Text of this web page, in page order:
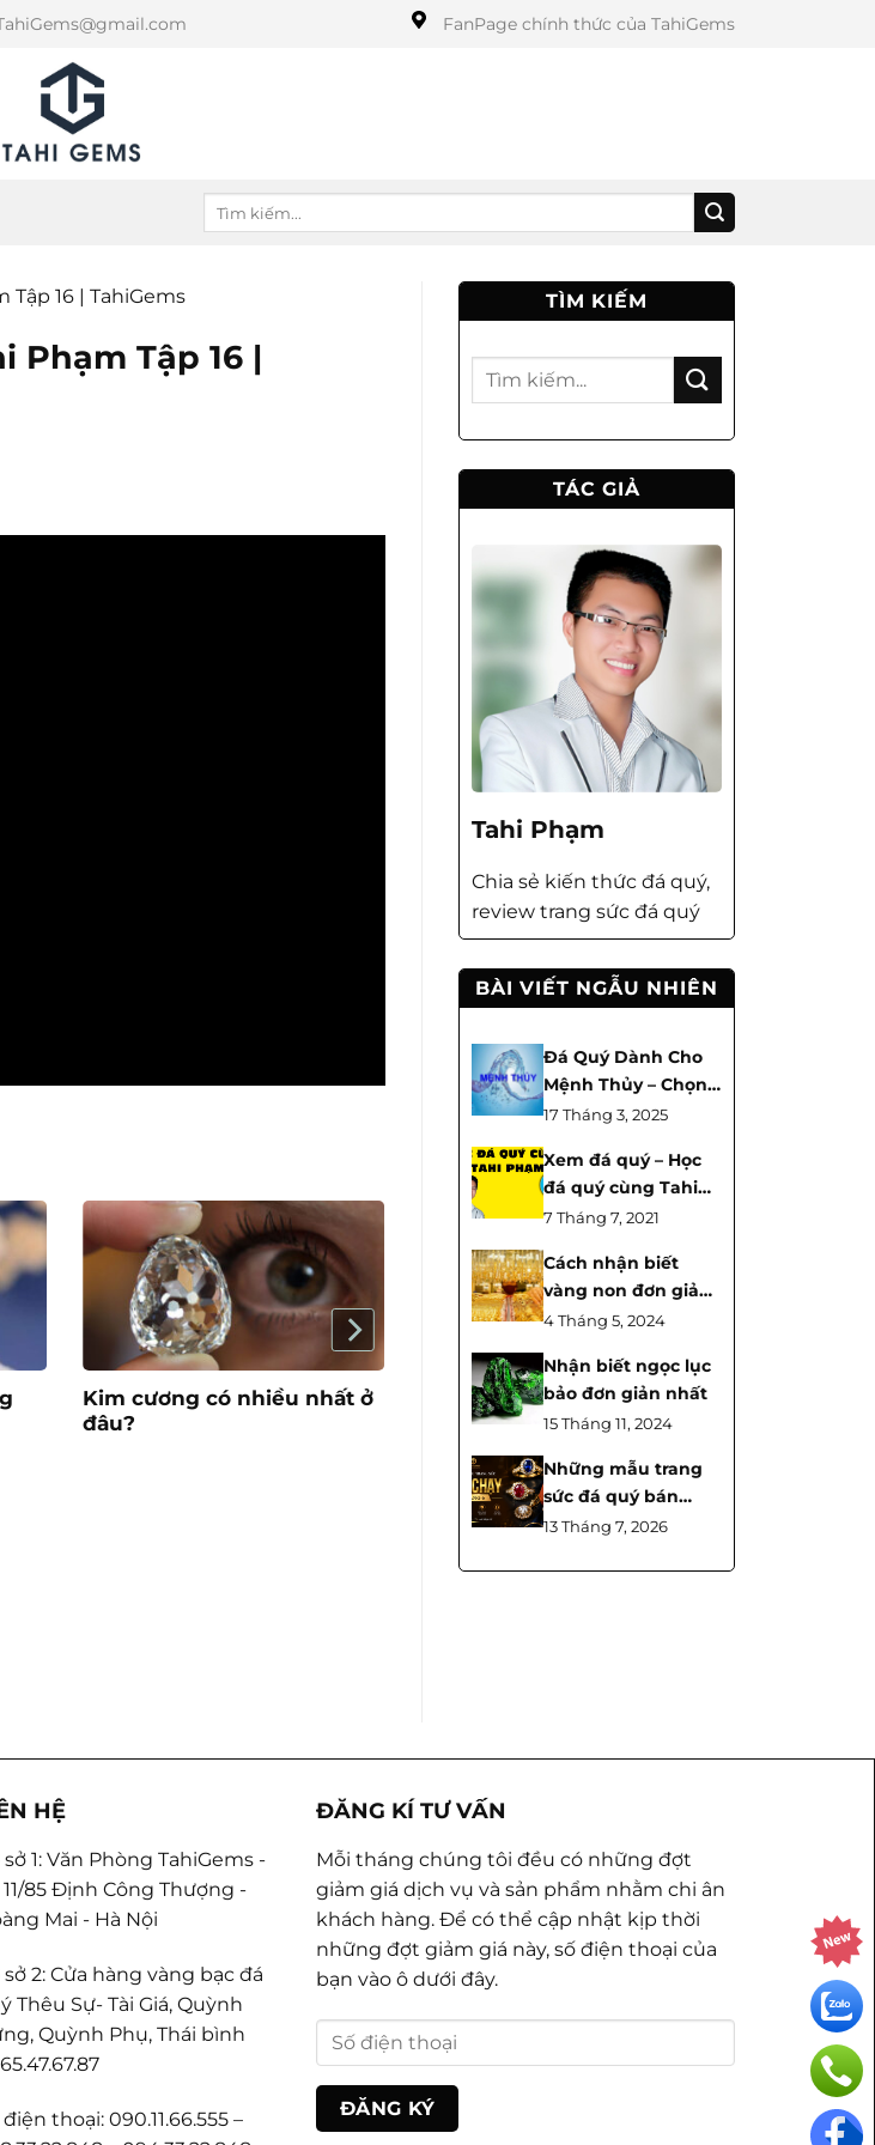
FanPage chính thức của TahiGems
16 | TahiGems
Phạm Tập 16 |
Kim cương có nhiều nhất ở
đâu?
Lắc tay đá quý Pietersite
mix Tỳ hưu có ý nghĩa gì?
TÌM KIẾM
TÁC GIẢ
Tahi Phạm
Chia sẻ kiến thức đá quý,
review trang sức đá quý
BÀI VIẾT NGẪU NHIÊN
Đá Quý Dành Cho
Mệnh Thủy – Chọn
Đúng Đá, Hút Tài
17 Tháng 3, 2025
Xem đá quý – Học
đá quý cùng Tahi
Phạm Tập 38 |
7 Tháng 7, 2021
Cách nhận biết
vàng non đơn giản
nhất
4 Tháng 5, 2024
Nhận biết ngọc lục
bảo đơn giản nhất
15 Tháng 11, 2024
Những mẫu trang
sức đá quý bán
chạy nhất tháng 6
13 Tháng 7, 2026
HỆ
sở 1: Văn Phòng TahiGems -
11/85 Định Công Thượng -
Mai - Hà Nội
sở 2: Cửa hàng vàng bạc đá
Thêu Sự- Tài Giá, Quỳnh
Quỳnh Phụ, Thái bình
điện thoại: 090.11.66.555 –
ĐĂNG KÍ TƯ VẤN
Mỗi tháng chúng tôi đều có những đợt
giảm giá dịch vụ và sản phẩm nhằm chi ân
khách hàng. Để có thể cập nhật kịp thời
những đợt giảm giá này, số điện thoại của
bạn vào ô dưới đây.